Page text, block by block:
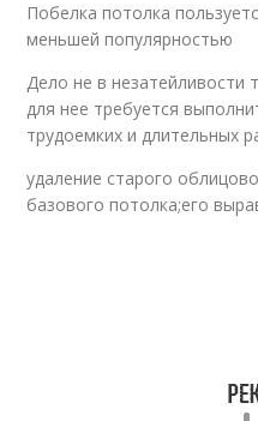
Побелка потолка
меньшей популярностью
Дело не в незатейливости
для нее требуется
трудоемких и длительных
удаление старого
базового потолка;его